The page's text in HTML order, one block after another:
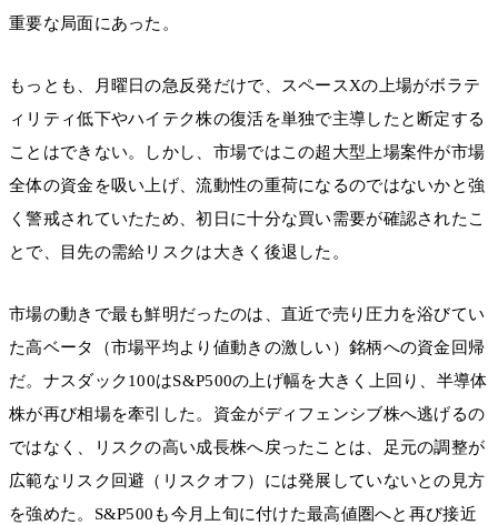
重要な局面にあった。
もっとも、月曜日の急反発だけで、スペースXの上場がボラテ
ィリティ低下やハイテク株の復活を単独で主導したと断定する
ことはできない。しかし、市場ではこの超大型上場案件が市場
全体の資金を吸い上げ、流動性の重荷になるのではないかと強
く警戒されていたため、初日に十分な買い需要が確認されたこ
とで、目先の需給リスクは大きく後退した。
市場の動きで最も鮮明だったのは、直近で売り圧力を浴びてい
た高ベータ（市場平均より値動きの激しい）銘柄への資金回帰
だ。ナスダック100はS&P500の上げ幅を大きく上回り、半導体
株が再び相場を牽引した。資金がディフェンシブ株へ逃げるの
ではなく、リスクの高い成長株へ戻ったことは、足元の調整が
広範なリスク回避（リスクオフ）には発展していないとの見方
を強めた。S&P500も今月上旬に付けた最高値圏へと再び接近